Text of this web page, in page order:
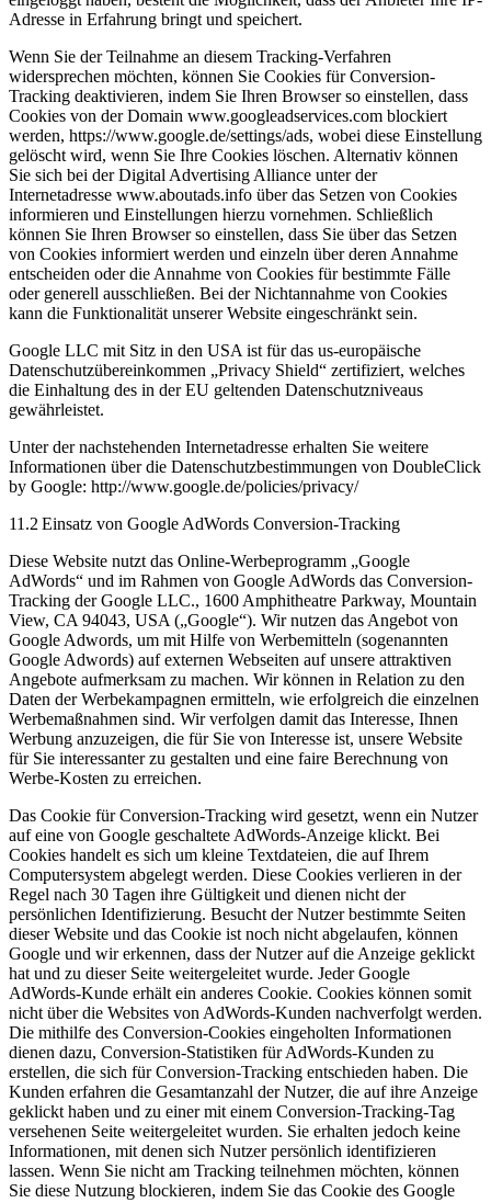
Adresse in Erfahrung bringt und speichert.
Wenn Sie der Teilnahme an diesem Tracking-Verfahren
widersprechen möchten, können Sie Cookies für Conversion-
Tracking deaktivieren, indem Sie Ihren Browser so einstellen, dass
Cookies von der Domain www.googleadservices.com blockiert
werden, https://www.google.de/settings/ads, wobei diese Einstellung
gelöscht wird, wenn Sie Ihre Cookies löschen. Alternativ können
Sie sich bei der Digital Advertising Alliance unter der
Internetadresse www.aboutads.info über das Setzen von Cookies
informieren und Einstellungen hierzu vornehmen. Schließlich
können Sie Ihren Browser so einstellen, dass Sie über das Setzen
von Cookies informiert werden und einzeln über deren Annahme
entscheiden oder die Annahme von Cookies für bestimmte Fälle
oder generell ausschließen. Bei der Nichtannahme von Cookies
kann die Funktionalität unserer Website eingeschränkt sein.
Google LLC mit Sitz in den USA ist für das us-europäische
Datenschutzübereinkommen „Privacy Shield“ zertifiziert, welches
die Einhaltung des in der EU geltenden Datenschutzniveaus
gewährleistet.
Unter der nachstehenden Internetadresse erhalten Sie weitere
Informationen über die Datenschutzbestimmungen von DoubleClick
by Google: http://www.google.de/policies/privacy/
11.2 Einsatz von Google AdWords Conversion-Tracking
Diese Website nutzt das Online-Werbeprogramm „Google
AdWords“ und im Rahmen von Google AdWords das Conversion-
Tracking der Google LLC., 1600 Amphitheatre Parkway, Mountain
View, CA 94043, USA („Google“). Wir nutzen das Angebot von
Google Adwords, um mit Hilfe von Werbemitteln (sogenannten
Google Adwords) auf externen Webseiten auf unsere attraktiven
Angebote aufmerksam zu machen. Wir können in Relation zu den
Daten der Werbekampagnen ermitteln, wie erfolgreich die einzelnen
Werbemaßnahmen sind. Wir verfolgen damit das Interesse, Ihnen
Werbung anzuzeigen, die für Sie von Interesse ist, unsere Website
für Sie interessanter zu gestalten und eine faire Berechnung von
Werbe-Kosten zu erreichen.
Das Cookie für Conversion-Tracking wird gesetzt, wenn ein Nutzer
auf eine von Google geschaltete AdWords-Anzeige klickt. Bei
Cookies handelt es sich um kleine Textdateien, die auf Ihrem
Computersystem abgelegt werden. Diese Cookies verlieren in der
Regel nach 30 Tagen ihre Gültigkeit und dienen nicht der
persönlichen Identifizierung. Besucht der Nutzer bestimmte Seiten
dieser Website und das Cookie ist noch nicht abgelaufen, können
Google und wir erkennen, dass der Nutzer auf die Anzeige geklickt
hat und zu dieser Seite weitergeleitet wurde. Jeder Google
AdWords-Kunde erhält ein anderes Cookie. Cookies können somit
nicht über die Websites von AdWords-Kunden nachverfolgt werden.
Die mithilfe des Conversion-Cookies eingeholten Informationen
dienen dazu, Conversion-Statistiken für AdWords-Kunden zu
erstellen, die sich für Conversion-Tracking entschieden haben. Die
Kunden erfahren die Gesamtanzahl der Nutzer, die auf ihre Anzeige
geklickt haben und zu einer mit einem Conversion-Tracking-Tag
versehenen Seite weitergeleitet wurden. Sie erhalten jedoch keine
Informationen, mit denen sich Nutzer persönlich identifizieren
lassen. Wenn Sie nicht am Tracking teilnehmen möchten, können
Sie diese Nutzung blockieren, indem Sie das Cookie des Google